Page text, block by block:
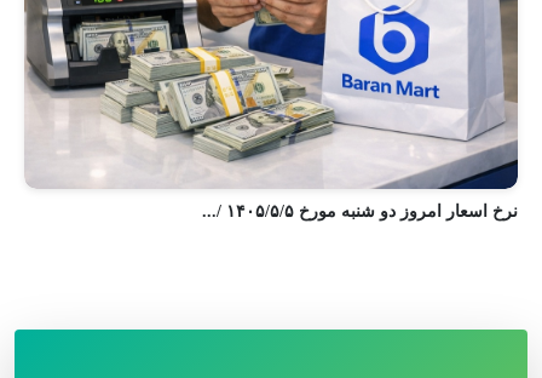
نرخ اسعار امروز دو شنبه مورخ ۱۴۰۵/۵/۵ /...